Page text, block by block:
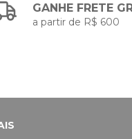
GANHE FRETE
a partir de R$ 600